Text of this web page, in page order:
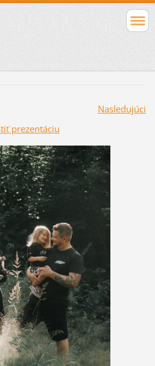
Nasledujúci
prezentáciu